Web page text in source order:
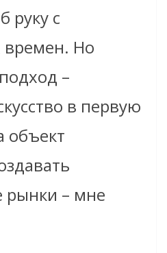
руку с
времен. Но
–
в первую
объект
рынки – мне